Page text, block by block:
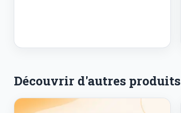
Découvrir d'autres produits